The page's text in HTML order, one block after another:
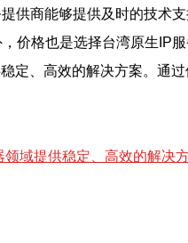
供商能够提供及时的技术支
价格也是选择台湾原生IP服
定、高效的解决方案。通
域提供稳定、高效的解决